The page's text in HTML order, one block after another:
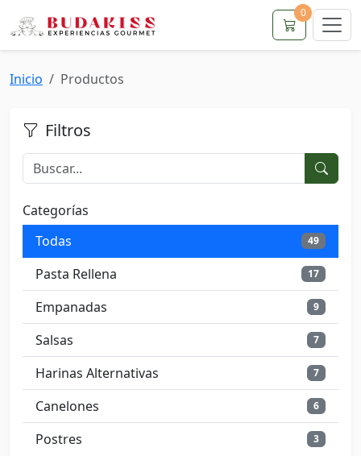
0
Inicio Productos
Filtros
Categorías
Todas
49
Pasta Rellena 17
Empanadas 9
Salsas 7
Harinas Alternativas 7
Canelones 6
Postres 3